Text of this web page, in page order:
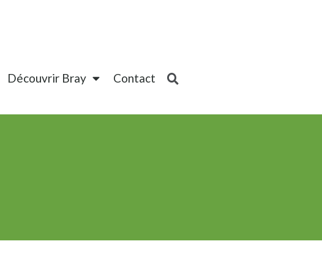
Découvrir Bray Contact